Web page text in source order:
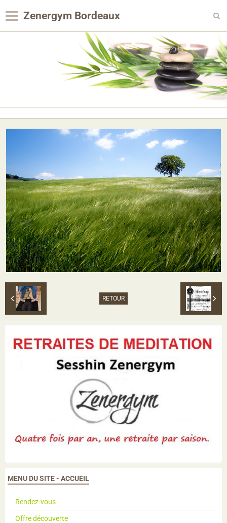
Zenergym Bordeaux
Votre compte
Pages
RETOUR
MENU DU SITE - ACCUEIL
Rendez-vous
Offre découverte